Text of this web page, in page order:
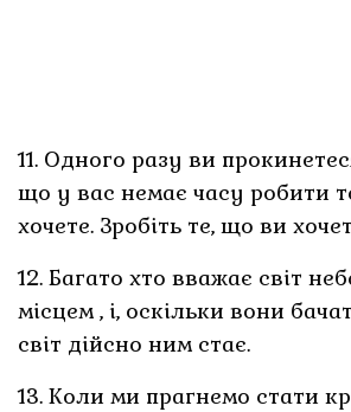
11. Одного разу ви
що у вас немає часу робити
хочете. Зробіть те, що ви
12. Багато хто вважає світ
місцем , і, оскільки вони
світ дійсно ним стає.
13. Коли ми прагнемо стати